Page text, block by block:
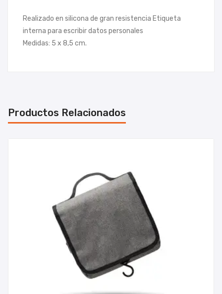
Realizado en silicona de gran resistencia Etiqueta
interna para escribir datos personales
Medidas: 5 x 8,5 cm.
Productos Relacionados